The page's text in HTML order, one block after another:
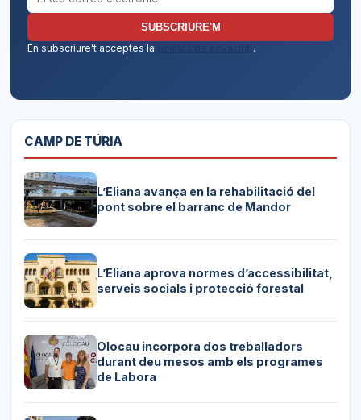
SUBSCRIURE'M
En subscriure't acceptes la
política de privacitat.
CAMP DE TÚRIA
L’Eliana avança en la rehabilitació del
pont sobre el barranc de Mandor
L’Eliana aprova normes d’accessibilitat,
serveis socials i protecció forestal
Olocau incorpora dos treballadors
durant deu mesos amb els programes
de Labora